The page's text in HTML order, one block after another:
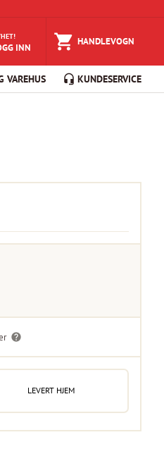
INN HANDLEVOGN
VAREHUS KUNDESERVICE
LEVERT HJEM